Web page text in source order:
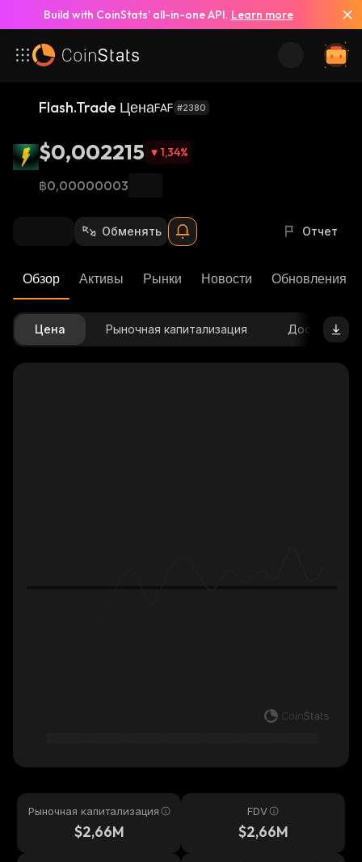
Build with CoinStats’ all-in-one API. Learn more
Flash.Trade ЦенаFAF #2380
$0,002215 1,34%
฿0,00000003
Обменять Отчет
Обзор Активы Рынки Новости Обновления
Цена Рыночная капитализация Доступное
Рыночная капитализация
$2,66M
FDV
$2,66M